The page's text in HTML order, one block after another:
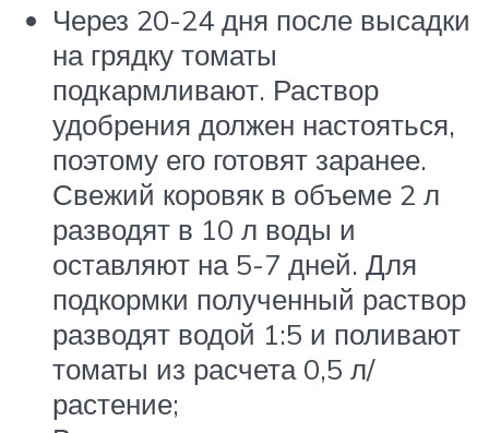
Через 20-24 дня после высадки
на грядку томаты
подкармливают. Раствор
удобрения должен настояться,
поэтому его готовят заранее.
Свежий коровяк в объеме 2 л
разводят в 10 л воды и
оставляют на 5-7 дней. Для
подкормки полученный раствор
разводят водой 1:5 и поливают
томаты из расчета 0,5 л/
растение;